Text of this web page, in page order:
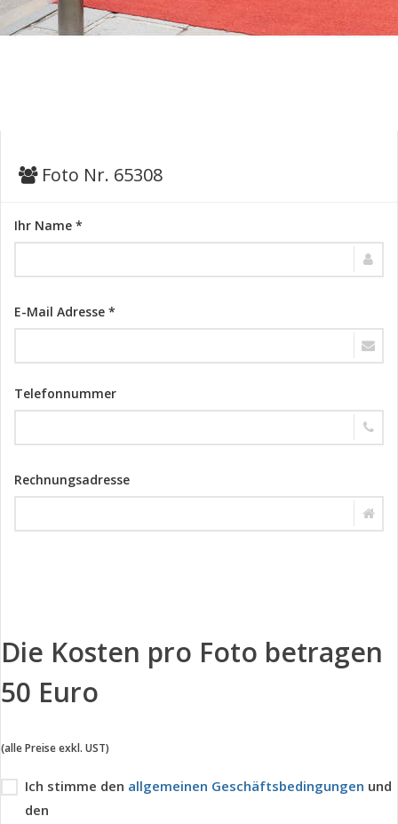
Foto Nr. 65308
Ihr Name *
E-Mail Adresse *
Telefonnummer
Rechnungsadresse
Die Kosten pro Foto betragen
50 Euro
(alle Preise exkl. UST)
Ich stimme den allgemeinen Geschäftsbedingungen und
den